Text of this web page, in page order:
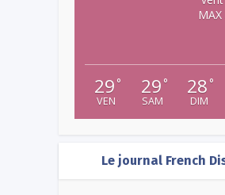
29 °
VEN
29 °
SAM
28 °
DIM
Le journal French